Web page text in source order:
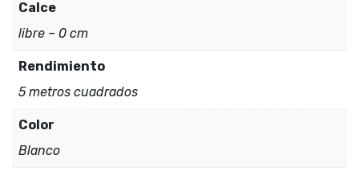
Calce
libre – 0 cm
Rendimiento
5 metros cuadrados
Color
Blanco